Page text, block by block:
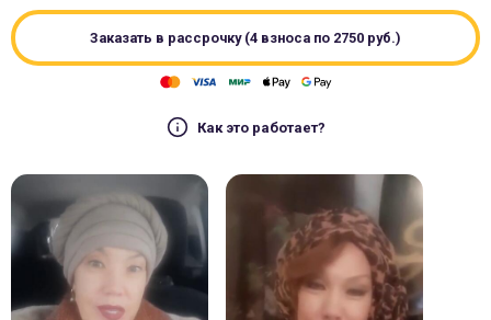
Заказать в рассрочку (4 взноса по 2750 руб.)
Как это работает?